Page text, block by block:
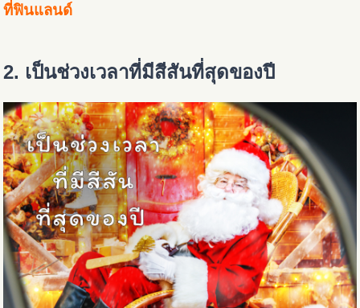
ที่ฟินแลนด์
2. เป็นช่วงเวลาที่มีสีสันที่สุดของปี